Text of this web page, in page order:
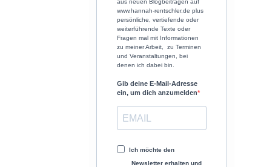
aus neuen Blogbeiträgen auf
www.hannah-rentschler.de plus
persönliche, vertiefende oder
weiterführende Texte oder
Fragen mal mit Informationen
zu meiner Arbeit, zu Terminen
und Veranstaltungen, bei
denen ich dabei bin.
Gib deine E-Mail-Adresse
ein, um dich anzumelden
Ich möchte den
Newsletter erhalten und